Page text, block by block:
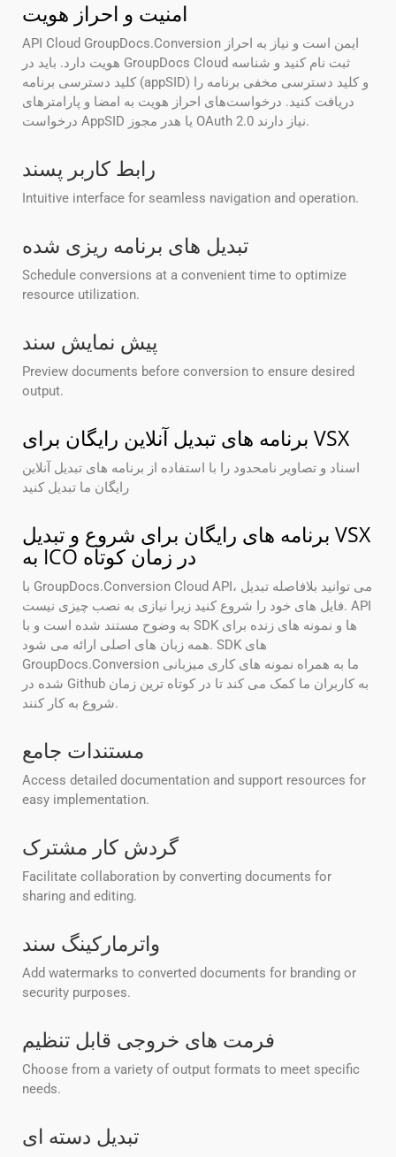
امنیت و احراز هویت
API Cloud GroupDocs.Conversion ایمن است و نیاز به احراز
هویت دارد. باید در GroupDocs Cloud ثبت نام کنید و شناسه
کلید دسترسی برنامه (appSID) و کلید دسترسی مخفی برنامه را
دریافت کنید. درخواست‌های احراز هویت به امضا و پارامترهای
درخواست AppSID یا هدر مجوز OAuth 2.0 نیاز دارند.
رابط کاربر پسند
Intuitive interface for seamless navigation and operation.
تبدیل های برنامه ریزی شده
Schedule conversions at a convenient time to optimize
resource utilization.
پیش نمایش سند
Preview documents before conversion to ensure desired
output.
برنامه های تبدیل آنلاین رایگان برای VSX
اسناد و تصاویر نامحدود را با استفاده از برنامه های تبدیل آنلاین
رایگان ما تبدیل کنید
برنامه های رایگان برای شروع و تبدیل VSX
به ICO در زمان کوتاه
با GroupDocs.Conversion Cloud API، می توانید بلافاصله تبدیل
فایل های خود را شروع کنید زیرا نیازی به نصب چیزی نیست. API
به وضوح مستند شده است و با SDK ها و نمونه های زنده برای
همه زبان های اصلی ارائه می شود. SDK های
GroupDocs.Conversion ما به همراه نمونه های کاری میزبانی
شده در Github به کاربران ما کمک می کند تا در کوتاه ترین زمان
شروع به کار کنند.
مستندات جامع
Access detailed documentation and support resources for
easy implementation.
گردش کار مشترک
Facilitate collaboration by converting documents for
sharing and editing.
واترمارکینگ سند
Add watermarks to converted documents for branding or
security purposes.
فرمت های خروجی قابل تنظیم
Choose from a variety of output formats to meet specific
needs.
تبدیل دسته ای